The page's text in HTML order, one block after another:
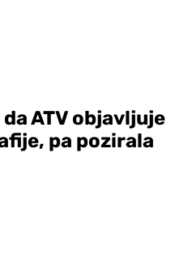
ATV objavljuje
pa pozirala